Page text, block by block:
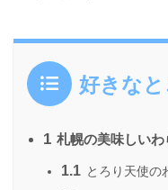
好きな
1 札幌の美味しいわ
1.1 とろり天使の